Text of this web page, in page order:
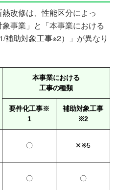
改修は、性能区分によっ
事業」と「本事業における
補助対象工事※2）」が異なり
本事業における
工事の種類
要件化工事※
1
補助対象工事
※2
〇 ✕※5
〇 〇